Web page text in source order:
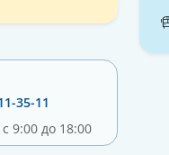
35-11
9:00 до 18:00